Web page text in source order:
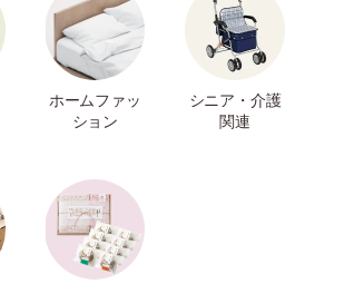
ホームファッ
ション
シニア・介護
関連